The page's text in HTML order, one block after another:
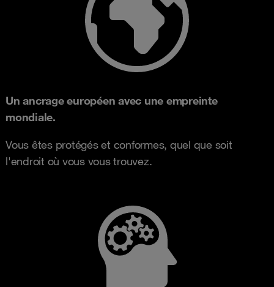
Un ancrage européen avec une empreinte
mondiale.
Vous êtes protégés et conformes, quel que soit
l'endroit où vous vous trouvez.